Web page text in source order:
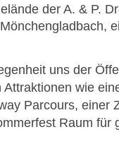
der A. & P.
uns der
wie
Parcours, einer
Raum für